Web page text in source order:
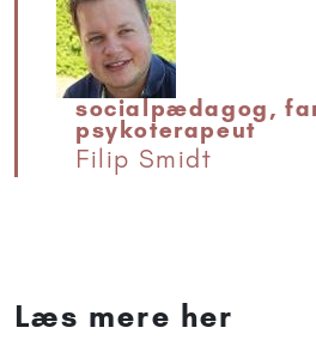
socialpædagog,
psykoterapeut
Filip Smidt
Læs mere her